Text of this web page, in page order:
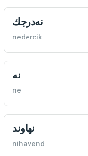
نه‌درجك
nedercik
نه
ne
نهاوند
nihavend